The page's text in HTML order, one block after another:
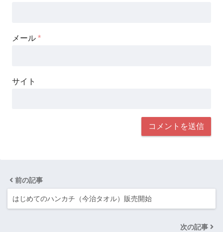
メール *
サイト
前の記事
はじめてのハンカチ（今治タオル）販売開始
次の記事